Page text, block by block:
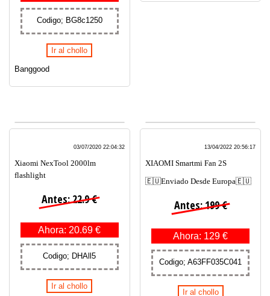
Codigo; BG8c1250
Ir al chollo
Banggood
03/07/2020 22:04:32
Xiaomi NexTool 2000lm
flashlight
Antes: 22.9 €
Ahora: 20.69 €
Codigo; DHAll5
Ir al chollo
13/04/2022 20:56:17
XIAOMI Smartmi Fan 2S
🇪🇺Enviado Desde Europa🇪🇺
Antes: 199 €
Ahora: 129 €
Codigo; A63FF035C041
Ir al chollo